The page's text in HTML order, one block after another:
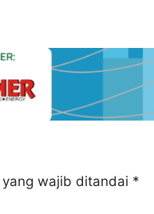
yang wajib ditandai *